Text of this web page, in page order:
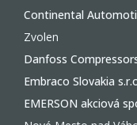
Continental
Zvolen
Danfoss
Embraco Slovakia
EMERSON akciová